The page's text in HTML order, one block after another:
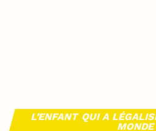
L’ENFANT QUI A
MONDE